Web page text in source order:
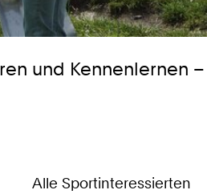
und Kennenlernen
Alle Sportinteressierten